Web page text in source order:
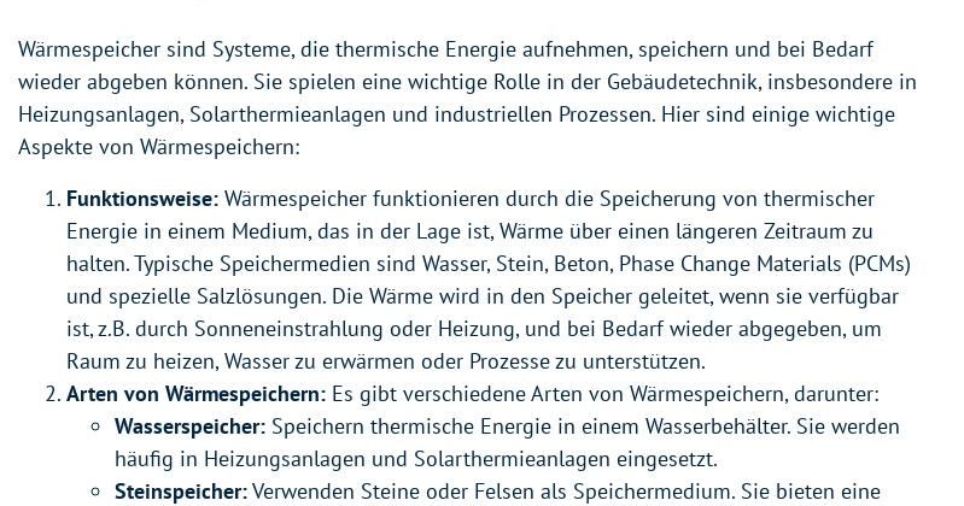
Wärmespeicher sind Systeme, die thermische Energie aufnehmen, speichern und bei Bedarf
wieder abgeben können. Sie spielen eine wichtige Rolle in der Gebäudetechnik, insbesondere in
Heizungsanlagen, Solarthermieanlagen und industriellen Prozessen. Hier sind einige wichtige
Aspekte von Wärmespeichern:
Funktionsweise: Wärmespeicher funktionieren durch die Speicherung von thermischer
Energie in einem Medium, das in der Lage ist, Wärme über einen längeren Zeitraum zu
halten. Typische Speichermedien sind Wasser, Stein, Beton, Phase Change Materials (PCMs)
und spezielle Salzlösungen. Die Wärme wird in den Speicher geleitet, wenn sie verfügbar
ist, z.B. durch Sonneneinstrahlung oder Heizung, und bei Bedarf wieder abgegeben, um
Raum zu heizen, Wasser zu erwärmen oder Prozesse zu unterstützen.
Arten von Wärmespeichern: Es gibt verschiedene Arten von Wärmespeichern, darunter:
Wasserspeicher: Speichern thermische Energie in einem Wasserbehälter. Sie werden
häufig in Heizungsanlagen und Solarthermieanlagen eingesetzt.
Steinspeicher:Verwenden Steine oder Felsen als Speichermedium. Sie bieten eine